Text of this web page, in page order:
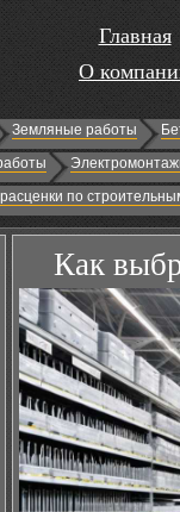
Главная
О
Земляные работы
по
Как